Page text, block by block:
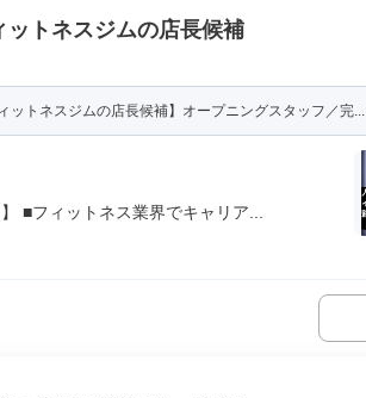
ットネスジムの店長候補
ットネスジムの店長候補】オープニングスタッフ／完...
■フィットネス業界でキャリア...